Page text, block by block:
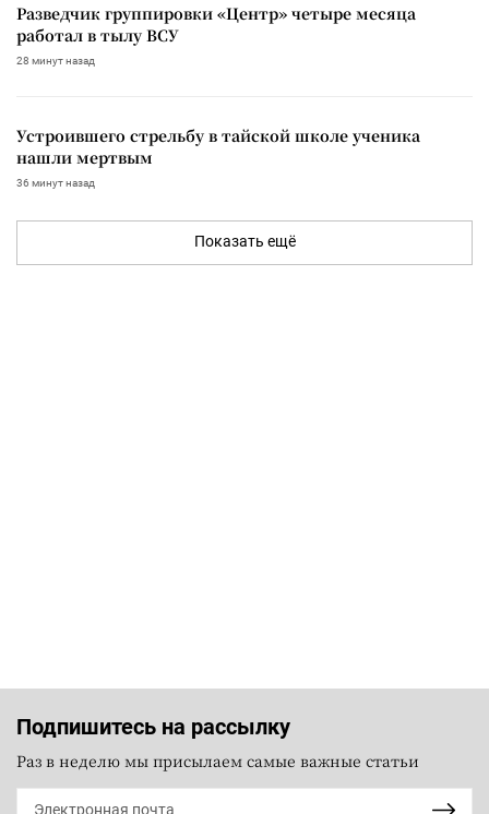
Разведчик группировки «Центр» четыре месяца
работал в тылу ВСУ
28 минут назад
Устроившего стрельбу в тайской школе ученика
нашли мертвым
36 минут назад
Показать ещё
Подпишитесь на рассылку
Раз в неделю мы присылаем самые важные статьи